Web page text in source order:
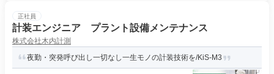
正社員
計装エンジニア プラント設備メンテナンス
株式会社木内計測
夜勤・突発呼び出し一切なし一生モノの計装技術を/KiS-M3